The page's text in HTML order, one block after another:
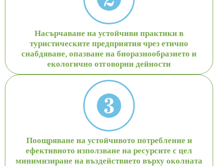
Насърчаване на устойчиви практики в
туристическите предприятия чрез етично
снабдяване, опазване на биоразнообразието и
екологично отговорни дейности
Поощряване на устойчивото потребление и
ефективното използване на ресурсите с цел
минимизиране на въздействието върху околната